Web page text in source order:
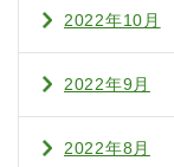
2022年10月
2022年9月
2022年8月